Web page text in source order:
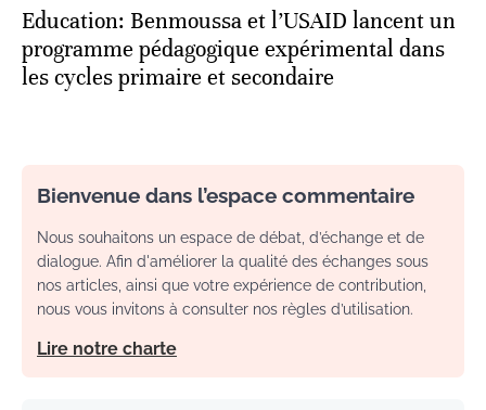
Education: Benmoussa et l’USAID lancent un
programme pédagogique expérimental dans
les cycles primaire et secondaire
Bienvenue dans l’espace commentaire
Nous souhaitons un espace de débat, d’échange et de
dialogue. Afin d'améliorer la qualité des échanges sous
nos articles, ainsi que votre expérience de contribution,
nous vous invitons à consulter nos règles d’utilisation.
Lire notre charte